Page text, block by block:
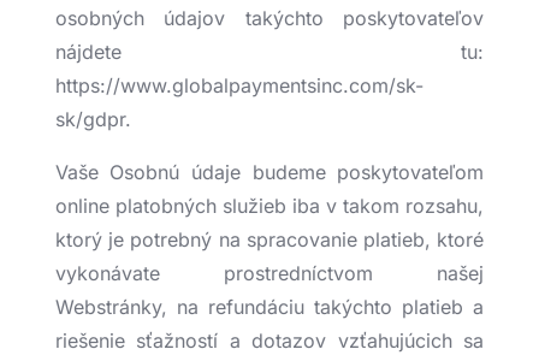
osobných údajov takýchto poskytovateľov
nájdete tu:
https://www.globalpaymentsinc.com/sk-
sk/gdpr.
Vaše Osobnú údaje budeme poskytovateľom
online platobných služieb iba v takom rozsahu,
ktorý je potrebný na spracovanie platieb, ktoré
vykonávate prostredníctvom našej
Webstránky, na refundáciu takýchto platieb a
riešenie sťažností a dotazov vzťahujúcich sa